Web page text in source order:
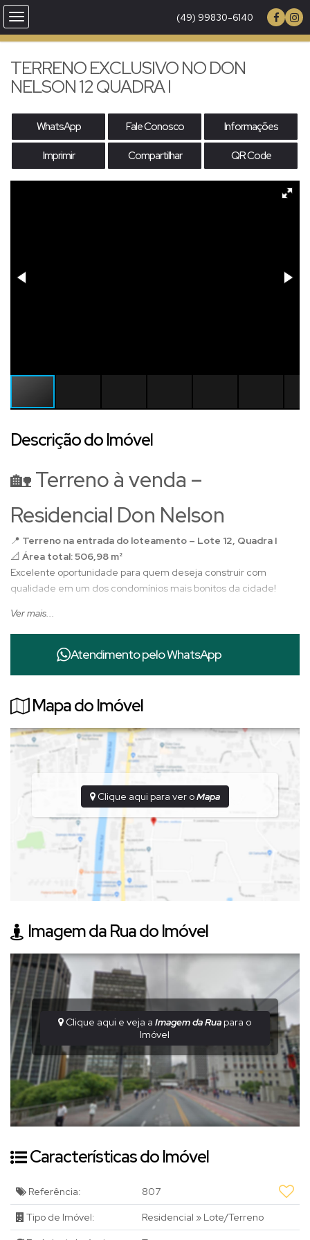
(49) 99830-6140
TERRENO EXCLUSIVO NO DON
NELSON 12 QUADRA I
WhatsApp Fale Conosco Informações
Imprimir Compartilhar QR Code
Descrição do Imóvel
🏡 Terreno à venda –
Residencial Don Nelson
📍 Terreno na entrada do loteamento – Lote 12, Quadra I
📐 Área total: 506,98 m²
Excelente oportunidade para quem deseja construir com
qualidade em um dos condomínios mais bonitos da cidade!
🌅 Diferenciais do imóvel:
✔ Localização estratégica logo na entrada do loteamento
✔ Condomínio com
segurança 24 horas
✔ Ruas tranquilas e bem planejadas
✔ Ampla metragem, ideal para projetos residenciais de alto
padrão
✔ Ótimo aproveitamento arquitetônico
🔥 Diferencial exclusivo:
Possibilidade de unificar com os lotes 10 e 11
ainda mais o potencial construtivo e criando um projeto
verdadeiramente imponente e diferenciado.
✨ Invista em um espaço que une exclusividade, conforto,
segurança e valorização.
📞Entre em contato e agende uma visita!
Ver mais...
Atendimento peloWhatsApp
Mapa do Imóvel
Clique aqui para ver oMapa
Imagem da Rua do Imóvel
Clique aqui e veja aImagem da Rua para o
Imóvel
Características do Imóvel
Referência: 807
Tipo de Imóvel: Residencial » Lote/Terreno